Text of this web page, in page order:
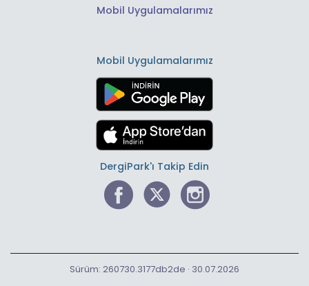
Mobil Uygulamalarımız
Mobil Uygulamalarımız
DergiPark'ı Takip Edin
Sürüm: 260730.3177db2de · 30.07.2026